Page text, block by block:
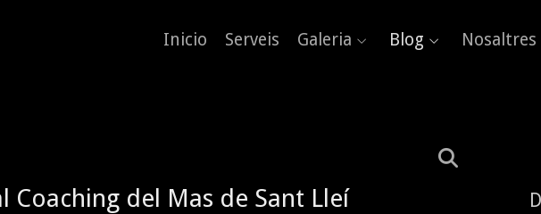
Inicio Serveis Galeria Blog Nosaltres
Coaching del Mas de Sant Lleí